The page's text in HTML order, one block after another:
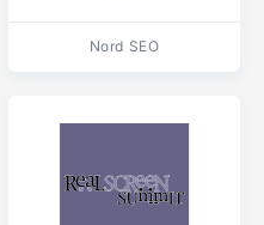
Nord SEO